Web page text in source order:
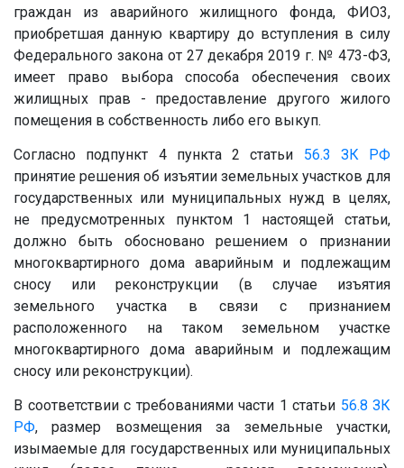
граждан из аварийного жилищного фонда, ФИО3,
приобретшая данную квартиру до вступления в силу
Федерального закона от 27 декабря 2019 г. № 473-ФЗ,
имеет право выбора способа обеспечения своих
жилищных прав - предоставление другого жилого
помещения в собственность либо его выкуп.
Согласно подпункт 4 пункта 2 статьи 56.3
ЗК РФ
принятие решения об изъятии земельных участков для
государственных или муниципальных нужд в целях,
не предусмотренных пунктом 1 настоящей статьи,
должно быть обосновано решением о признании
многоквартирного дома аварийным и подлежащим
сносу или реконструкции (в случае изъятия
земельного участка в связи с признанием
расположенного на таком земельном участке
многоквартирного дома аварийным и подлежащим
сносу или реконструкции).
В соответствии с требованиями части 1 статьи 56.8 ЗК
РФ, размер возмещения за земельные участки,
изымаемые для государственных или муниципальных